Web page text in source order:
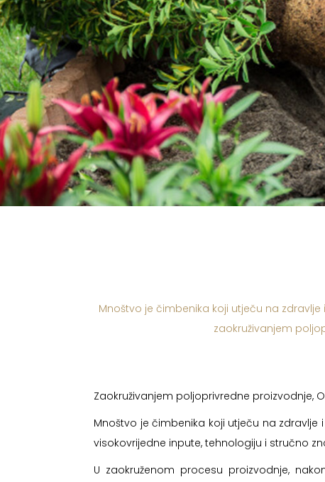
Mnoštvo je čimbenika koji utječu na
zaokruživanjem
Zaokruživanjem poljoprivredne proizvodnje,
Mnoštvo je čimbenika koji utječu na
visokovrijedne inpute, tehnologiju i stručno
U zaokruženom procesu proizvodnje,